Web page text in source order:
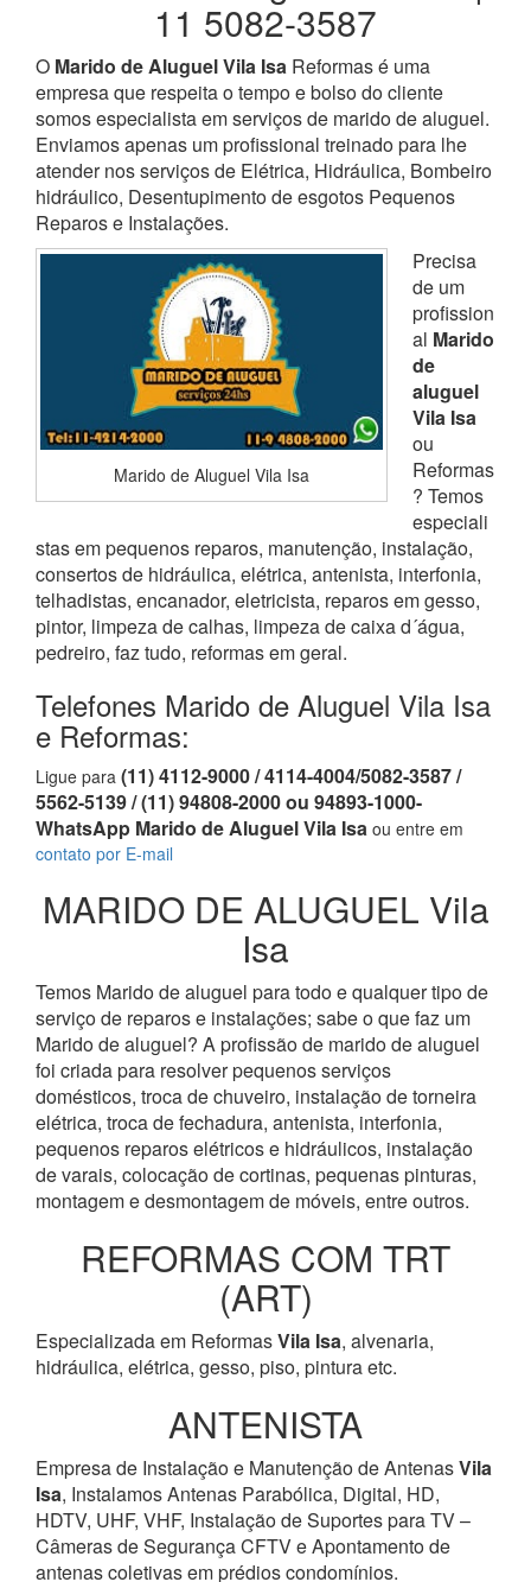
11 5082-3587
O Marido de Aluguel Vila Isa Reformas é uma
empresa que respeita o tempo e bolso do cliente
somos especialista em serviços de marido de aluguel.
Enviamos apenas um profissional treinado para lhe
atender nos serviços de Elétrica, Hidráulica, Bombeiro
hidráulico, Desentupimento de esgotos Pequenos
Reparos e Instalações.
Marido de Aluguel Vila Isa
Precisa
de um
profission
al Marido
de
aluguel
Vila Isa
ou
Reformas
? Temos
especiali
stas em pequenos reparos, manutenção, instalação,
consertos de hidráulica, elétrica, antenista, interfonia,
telhadistas, encanador, eletricista, reparos em gesso,
pintor, limpeza de calhas, limpeza de caixa d´água,
pedreiro, faz tudo, reformas em geral.
Telefones Marido de Aluguel Vila Isa
e Reformas:
Ligue para (11) 4112-9000 / 4114-4004/5082-3587 /
5562-5139 / (11) 94808-2000 ou 94893-1000-
WhatsApp Marido de Aluguel Vila Isa ou entre em
contato por E-mail
MARIDO DE ALUGUEL Vila
Isa
Temos Marido de aluguel para todo e qualquer tipo de
serviço de reparos e instalações; sabe o que faz um
Marido de aluguel? A profissão de marido de aluguel
foi criada para resolver pequenos serviços
domésticos, troca de chuveiro, instalação de torneira
elétrica, troca de fechadura, antenista, interfonia,
pequenos reparos elétricos e hidráulicos, instalação
de varais, colocação de cortinas, pequenas pinturas,
montagem e desmontagem de móveis, entre outros.
REFORMAS COM TRT
(ART)
Especializada em ReformasVila Isa, alvenaria,
hidráulica, elétrica, gesso, piso, pintura etc.
ANTENISTA
Empresa de Instalação e Manutenção de AntenasVila
Isa, Instalamos Antenas Parabólica, Digital, HD,
HDTV, UHF, VHF, Instalação de Suportes para TV –
Câmeras de Segurança CFTV e Apontamento de
antenas coletivas em prédios condomínios.